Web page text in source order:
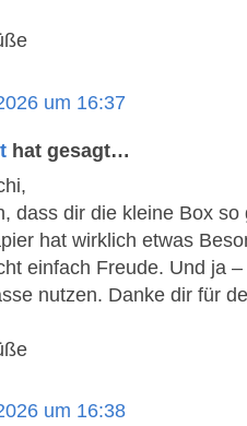
um 16:37
hat gesagt…
dass dir die kleine Box so
hat wirklich etwas
einfach Freude. Und ja
nutzen. Danke dir für
um 16:38